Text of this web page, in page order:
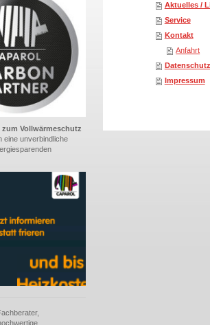
Vollwärmeschutz
eine unverbindliche
Aktuelles /
Service
Kontakt
Anfahrt
Datenschutz
Impressum